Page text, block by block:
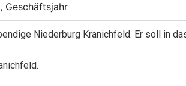
Geschäftsjahr
Niederburg Kranichfeld. Er soll in